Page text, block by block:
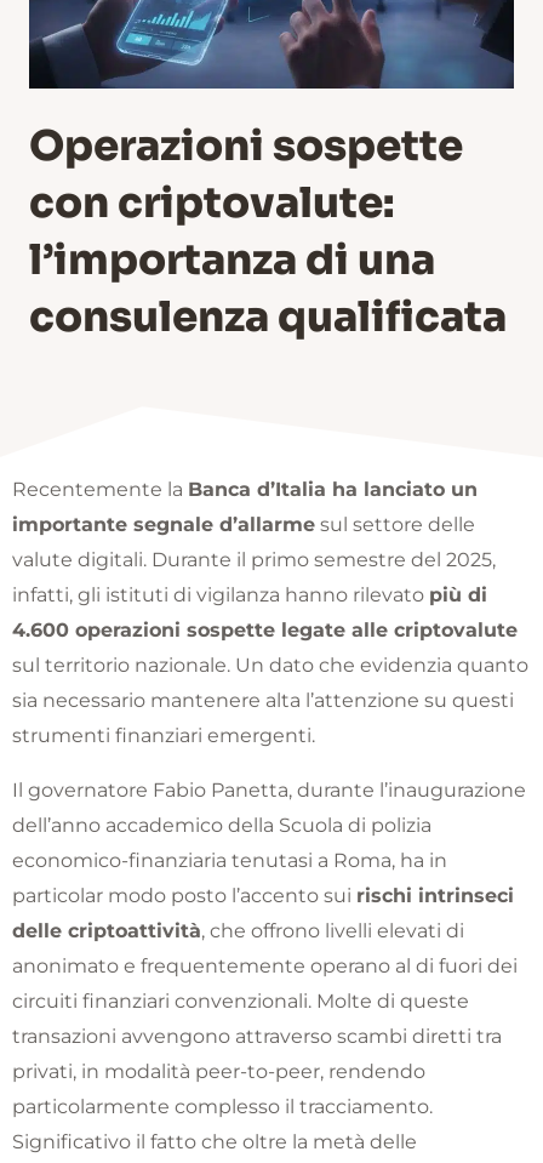
Operazioni sospette
con criptovalute:
l’importanza di una
consulenza qualificata
Recentemente la Banca d’Italia ha lanciato un
importante segnale d’allarme sul settore delle
valute digitali. Durante il primo semestre del 2025,
infatti, gli istituti di vigilanza hanno rilevato più di
4.600 operazioni sospette legate alle criptovalute
sul territorio nazionale. Un dato che evidenzia quanto
sia necessario mantenere alta l’attenzione su questi
strumenti finanziari emergenti.
Il governatore Fabio Panetta, durante l’inaugurazione
dell’anno accademico della Scuola di polizia
economico-finanziaria tenutasi a Roma, ha in
particolar modo posto l’accento sui rischi intrinseci
delle criptoattività, che offrono livelli elevati di
anonimato e frequentemente operano al di fuori dei
circuiti finanziari convenzionali. Molte di queste
transazioni avvengono attraverso scambi diretti tra
privati, in modalità peer-to-peer, rendendo
particolarmente complesso il tracciamento.
Significativo il fatto che oltre la metà delle